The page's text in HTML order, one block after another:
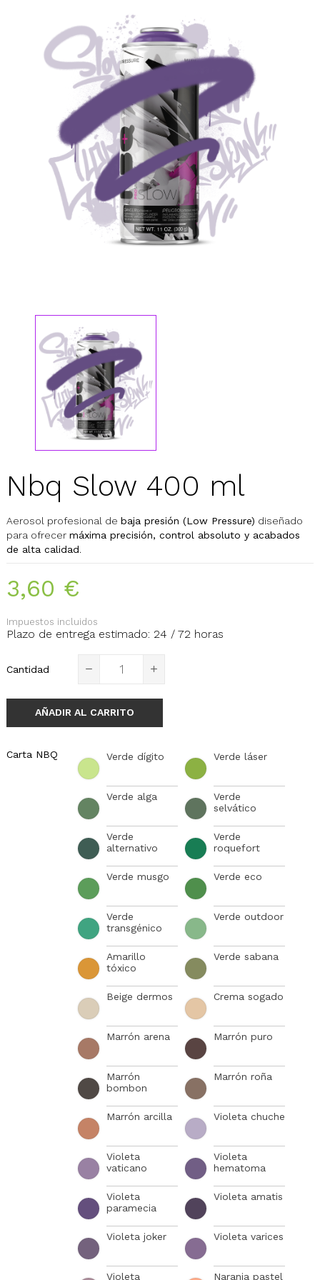
Nbq Slow 400 ml
Aerosol profesional de baja presión (Low Pressure) diseñado
para ofrecer máxima precisión, control absoluto y acabados
de alta calidad.
3,60 €
Impuestos incluidos
Plazo de entrega estimado: 24 / 72 horas
Cantidad
AÑADIR AL CARRITO
Carta NBQ Verde dígito Verde láser
Verde alga
Verde
selvático
Verde
alternativo
Verde
roquefort
Verde musgo Verde eco
Verde
transgénico
Verde outdoor
Amarillo
tóxico
Verde sabana
Beige dermos Crema sogado
Marrón arena Marrón puro
Marrón
bombon
Marrón roña
Marrón arcilla Violeta chuche
Violeta
vaticano
Violeta
hematoma
Violeta
paramecia
Violeta amatis
Violeta joker Violeta varices
Violeta Naranja pastel